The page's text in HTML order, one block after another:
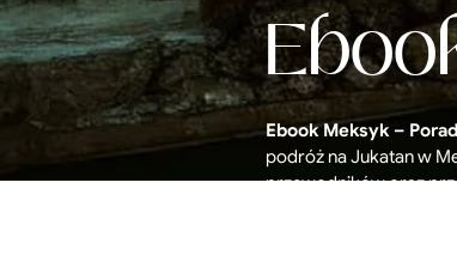
Ebook Meksyk –
podróż na Jukatan w
przewodników oraz